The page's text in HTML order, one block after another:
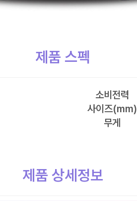
제품 스펙
소비전력
사이즈(mm)
무게
제품 상세정보